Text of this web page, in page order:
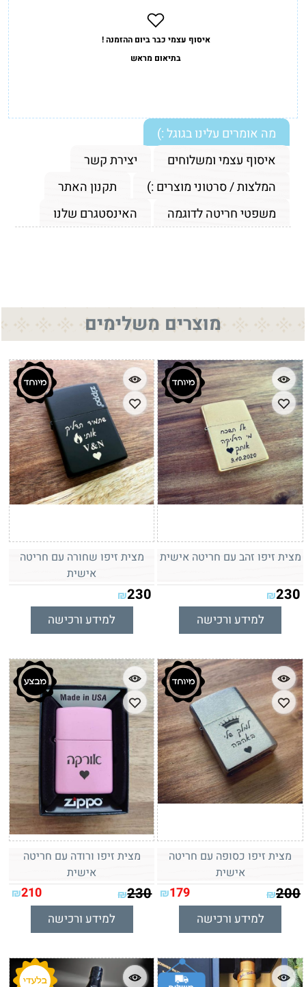
איסוף עצמי כבר ביום ההזמנה !
בתיאום מראש
מה אומרים עלינו בגוגל :)
איסוף עצמי ומשלוחים
יצירת קשר
המלצות / סרטוני מוצרים :)
תקנון האתר
משפטי חריטה לדוגמה
האינסטגרם שלנו
מוצרים משלימים
מצית זיפו זהב עם חריטה אישית
₪230
למידע ורכישה
מצית זיפו שחורה עם חריטה
אישית
₪230
למידע ורכישה
מצית זיפו כסופה עם חריטה
אישית
₪200
₪179
למידע ורכישה
מצית זיפו ורודה עם חריטה
אישית
₪230
₪210
למידע ורכישה